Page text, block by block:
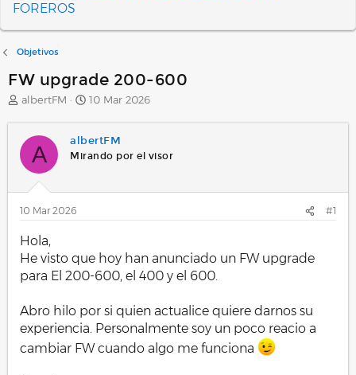
FOREROS
Objetivos
FW upgrade 200-600
A
o
albertFM
F
h
a
i
o
10 Mar 2026
A
albertFM
Mirando por el visor
10 Mar 2026 #1
Hola,
He visto que hoy han anunciado un FW upgrade
para El 200-600, el 400 y el 600.
Abro hilo por si quien actualice quiere darnos su
experiencia. Personalmente soy un poco reacio a
cambiar FW cuando algo me funciona